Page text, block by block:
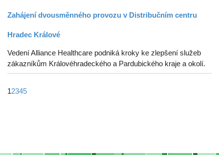
Zahájení dvousměnného provozu v Distribučním centru
Hradec Králové
Vedení Alliance Healthcare podniká kroky ke zlepšení služeb
zákazníkům Královéhradeckého a Pardubického kraje a okolí.
12345